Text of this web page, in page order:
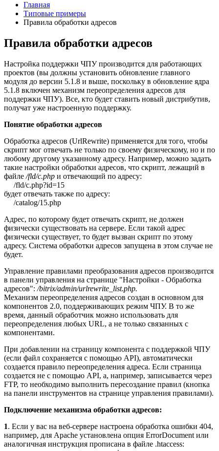
Главная
Типовые примеры
Правила обработки адресов
Правила обработки адресов
Настройка поддержки ЧПУ производится для работающих
проектов (вы должны установить обновление главного
модуля до версии 5.1.8 и выше, поскольку в обновление ядра
5.1.8 включен механизм переопределения адресов для
поддержки ЧПУ). Все, кто будет ставить новый дистрибутив,
получат уже настроенную поддержку.
Понятие обработки адресов
Обработка адресов (UrlRewrite) применяется для того, чтобы
скрипт мог отвечать не только по своему физическому, но и по
любому другому указанному адресу. Например, можно задать
такие настройки обработки адресов, что скрипт, лежащий в
файле /fld/c.php и отвечающий по адресу:
/fld/c.php?id=15
будет отвечать также по адресу:
/catalog/15.php
Адрес, по которому будет отвечать скрипт, не должен
физически существовать на сервере. Если такой адрес
физически существует, то будет вызван скрипт по этому
адресу. Система обработки адресов запущена в этом случае не
будет.
Управление правилами преобразования адресов производится
в панели управления на странице "Настройки - Обработка
адресов": /bitrix/admin/urlrewrite_list.php.
Механизм переопределения адресов создан в основном для
компонентов 2.0, поддерживающих режим ЧПУ. В то же
время, данный обработчик можно использовать для
переопределения любых URL, а не только связанных с
компонентами.
При добавлении на страницу компонента с поддержкой ЧПУ
(если файл сохраняется с помощью API), автоматически
создается правило переопределения адреса. Если страница
создается не с помощью API, а, например, записывается через
FTP, то необходимо выполнить пересоздание правил (кнопка
на панели инструментов на странице управления правилами).
Подключение механизма обработки адресов:
1. Если у вас на веб-сервере настроена обработка ошибки 404,
например, для Apache установлена опция ErrorDocument или
аналогичная инструкция прописана в файле .htaccess: